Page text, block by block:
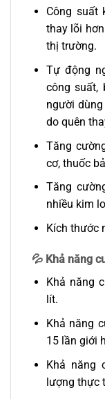
Công suất
thay lõi
thị trường.
Tự động
công suất,
người
do quên
Tăng
cơ, thuốc
Tăng
nhiều kim
Kích thước
💦 Khả năng
Khả năng
lít.
Khả năng
15 lần giới
Khả năng
lượng thực